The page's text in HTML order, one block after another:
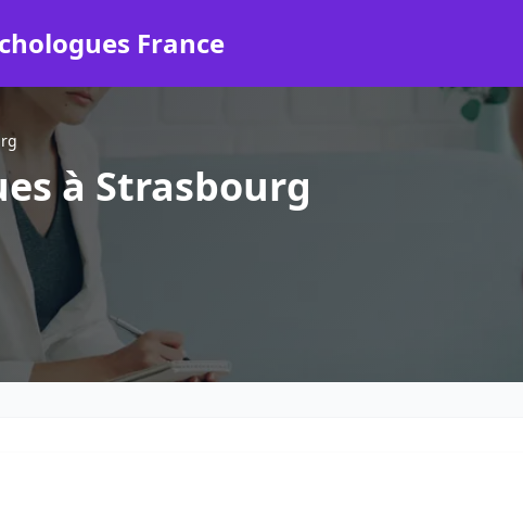
France
à Strasbourg